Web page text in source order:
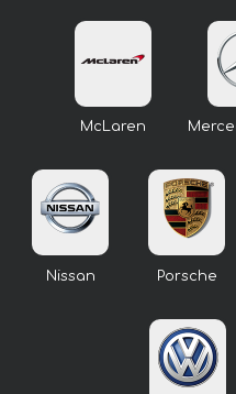
McLaren
Nissan Porsche